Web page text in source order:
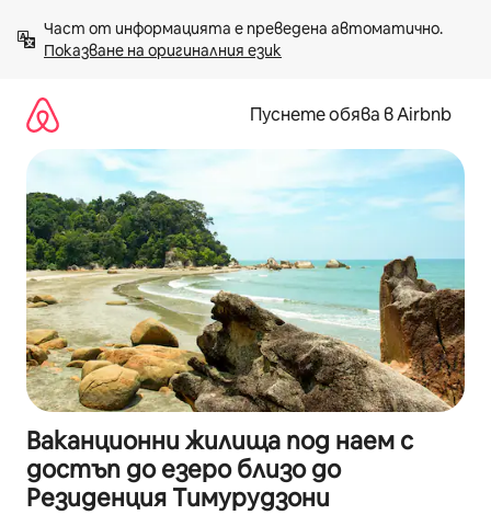
към
съдържанието
Показване на оригиналния език
Пуснете обява в Airbnb
Ваканционни жилища под наем с
достъп до езеро близо до
Резиденция Тимурудзони